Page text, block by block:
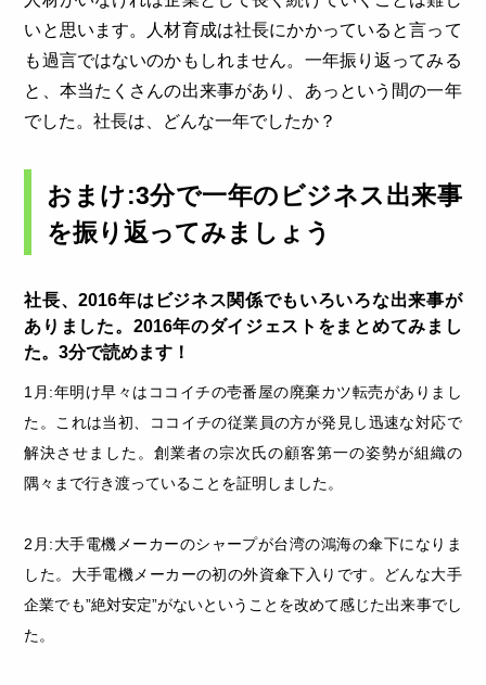
いと思います。人材育成は社長にかかっていると言って
も過言ではないのかもしれません。一年振り返ってみる
と、本当たくさんの出来事があり、あっという間の一年
でした。社長は、どんな一年でしたか？
おまけ:3分で一年のビジネス出来事
を振り返ってみましょう
社長、2016年はビジネス関係でもいろいろな出来事が
ありました。2016年のダイジェストをまとめてみまし
た。3分で読めます！
1月:年明け早々はココイチの壱番屋の廃棄カツ転売がありまし
た。これは当初、ココイチの従業員の方が発見し迅速な対応で
解決させました。創業者の宗次氏の顧客第一の姿勢が組織の
隅々まで行き渡っていることを証明しました。
2月:大手電機メーカーのシャープが台湾の鴻海の傘下になりま
した。大手電機メーカーの初の外資傘下入りです。どんな大手
企業でも”絶対安定”がないということを改めて感じた出来事でし
た。